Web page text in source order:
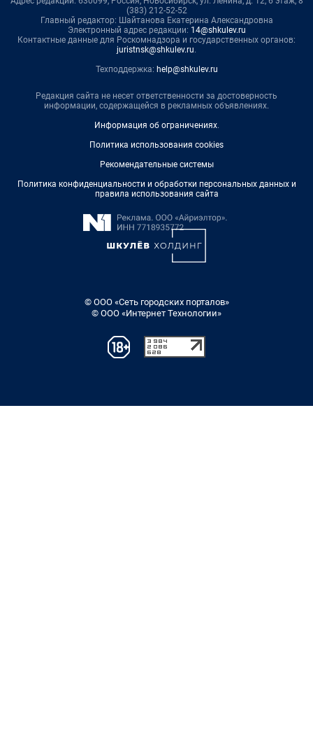
(383) 212-52-52
Главный редактор: Шайтанова Екатерина Александровна
Электронный адрес редакции: 14@shkulev.ru
Контактные данные для Роскомнадзора и государственных органов:
juristnsk@shkulev.ru.
Техподдержка: help@shkulev.ru
Редакция сайта не несет ответственности за достоверность
информации, содержащейся в рекламных объявлениях.
Информация об ограничениях.
Политика использования cookies
Рекомендательные системы
Политика конфиденциальности и обработки персональных данных и
правила использования сайта
© ООО «Сеть городских порталов»
© ООО «Интернет Технологии»